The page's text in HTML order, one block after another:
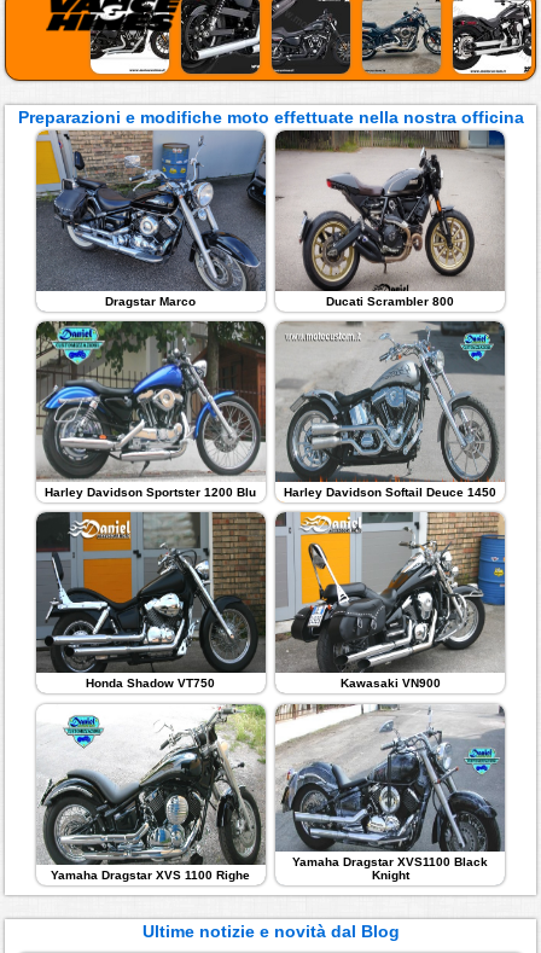
Preparazioni e modifiche moto effettuate nella nostra officina
Dragstar Marco Ducati Scrambler 800
Harley Davidson Sportster 1200 Blu Harley Davidson Softail Deuce 1450
Honda Shadow VT750 Kawasaki VN900
Yamaha Dragstar XVS 1100 Righe
Yamaha Dragstar XVS1100 Black
Knight
Ultime notizie e novità dal Blog